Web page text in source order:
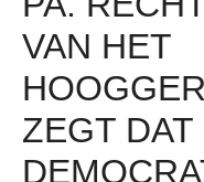
VAN HET
ZEGT DAT